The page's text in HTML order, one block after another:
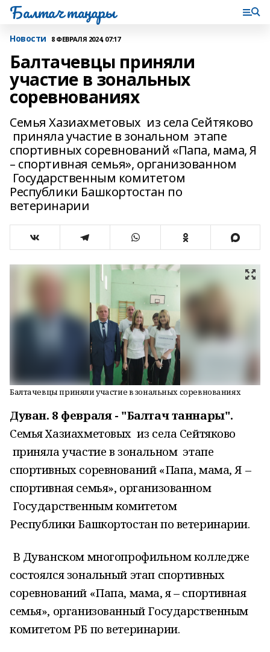
Балтач таңнары
Новости 8 ФЕВРАЛЯ 2024, 07:17
Балтачевцы приняли
участие в зональных
соревнованиях
Семья Хазиахметовых из села Сейтяково
приняла участие в зональном этапе
спортивных соревнований «Папа, мама, Я
– спортивная семья», организованном
Государственным комитетом
Республики Башкортостан по
ветеринарии
Балтачевцы приняли участие в зональных соревнованиях
Дуван. 8 февраля - "Балтач таннары".
Семья Хазиахметовых из села Сейтяково
приняла участие в зональном этапе
спортивных соревнований «Папа, мама, Я –
спортивная семья», организованном
Государственным комитетом
Республики Башкортостан по ветеринарии.
В Дуванском многопрофильном колледже
состоялся зональный этап спортивных
соревнований «Папа, мама, я – спортивная
семья», организованный Государственным
комитетом РБ по ветеринарии.